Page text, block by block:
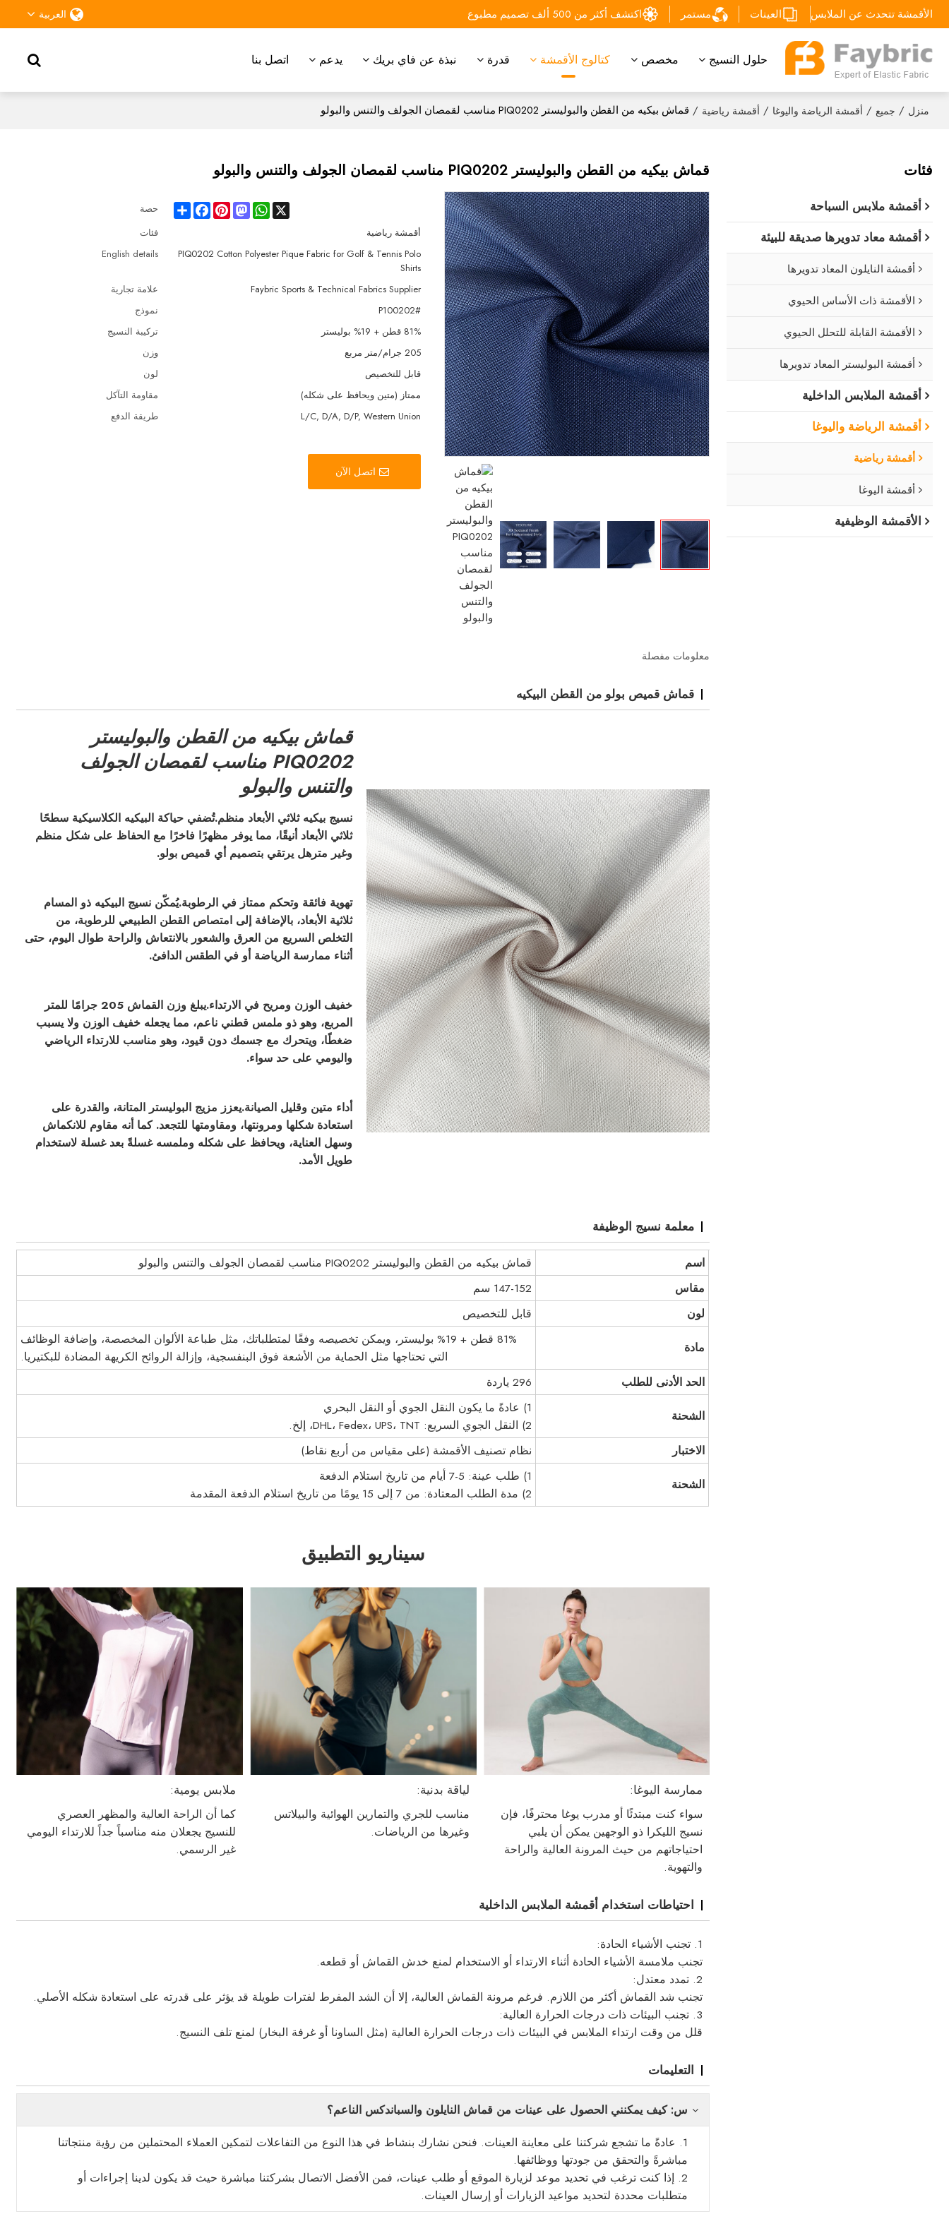
الأقمشة تتحدث عن الملابس العينات مستمر اكتشف أكثر من 500 ألف تصميم مطبوع العربية
حلول النسيج مخصص كتالوج الأقمشة قدرة نبذة عن فاي بريك يدعم اتصل بنا
منزل / جميع / أقمشة الرياضة واليوغا / أقمشة رياضية / قماش بيكيه من القطن والبوليستر PIQ0202 مناسب لقمصان الجولف والتنس والبولو
قماش بيكيه من القطن والبوليستر PIQ0202 مناسب لقمصان الجولف والتنس والبولو
حصة Share
FacebookPinterestMastodon
WhatsApp
X
فئات
أقمشة رياضية
English details
PIQ0202 Cotton Polyester Pique Fabric for Golf & Tennis Polo
Shirts
علامة تجارية
Faybric Sports & Technical Fabrics Supplier
نموذج
#P100202
تركيبة النسيج
81% قطن + 19% بوليستر
وزن
205 جرام/متر مربع
لون
قابل للتخصيص
مقاومة التآكل
ممتاز (متين ويحافظ على شكله)
طريقة الدفع
L/C, D/A, D/P, Western Union
اتصل الآن
معلومات مفصلة
قماش قميص بولو من القطن البيكيه
قماش بيكيه من القطن والبوليستر
PIQ0202 مناسب لقمصان الجولف
والتنس والبولو
نسيج بيكيه ثلاثي الأبعاد منظم.تُضفي حياكة البيكيه الكلاسيكية سطحًا
ثلاثي الأبعاد أنيقًا، مما يوفر مظهرًا فاخرًا مع الحفاظ على شكل منظم
وغير مترهل يرتقي بتصميم أي قميص بولو.
تهوية فائقة وتحكم ممتاز في الرطوبة.يُمكّن نسيج البيكيه ذو المسام
ثلاثية الأبعاد، بالإضافة إلى امتصاص القطن الطبيعي للرطوبة، من
التخلص السريع من العرق والشعور بالانتعاش والراحة طوال اليوم، حتى
أثناء ممارسة الرياضة أو في الطقس الدافئ.
خفيف الوزن ومريح في الارتداء.
يبلغ وزن القماش 205 جرامًا للمتر
المربع، وهو ذو ملمس قطني ناعم، مما يجعله خفيف الوزن ولا يسبب
ضغطًا، ويتحرك مع جسمك دون قيود، وهو مناسب للارتداء الرياضي
واليومي على حد سواء.
أداء متين وقليل الصيانة.يعزز مزيج البوليستر المتانة، والقدرة على
استعادة شكلها ومرونتها، ومقاومتها للتجعد. كما أنه مقاوم للانكماش
وسهل العناية، ويحافظ على شكله وملمسه غسلةً بعد غسلة لاستخدام
طويل الأمد.
معلمة نسيج الوظيفة
اسم
قماش بيكيه من القطن والبوليستر PIQ0202 مناسب لقمصان الجولف والتنس والبولو
مقاس
147-152 سم
لون
قابل للتخصيص
مادة
81% قطن + 19% بوليستر، ويمكن تخصيصه وفقًا لمتطلباتك، مثل طباعة الألوان المخصصة، وإضافة الوظائف
التي تحتاجها مثل الحماية من الأشعة فوق البنفسجية، وإزالة الروائح الكريهة المضادة للبكتيريا.
الحد الأدنى للطلب
296 ياردة
الشحنة
1) عادةً ما يكون النقل الجوي أو النقل البحري
2) النقل الجوي السريع: DHL، Fedex، UPS، TNT، إلخ.
الاختبار
نظام تصنيف الأقمشة (على مقياس من أربع نقاط)
الشحنة
1) طلب عينة: 5-7 أيام من تاريخ استلام الدفعة
2) مدة الطلب المعتادة: من 7 إلى 15 يومًا من تاريخ استلام الدفعة المقدمة
سيناريو التطبيق
ممارسة اليوغا:
سواء كنت مبتدئًا أو مدرب يوغا محترفًا، فإن
نسيج الليكرا ذو الوجهين يمكن أن يلبي
احتياجاتهم من حيث المرونة العالية والراحة
والتهوية.
لياقة بدنية:
مناسب للجري والتمارين الهوائية والبيلاتس
وغيرها من الرياضات.
ملابس يومية:
كما أن الراحة العالية والمظهر العصري
للنسيج يجعلان منه مناسباً جداً للارتداء اليومي
غير الرسمي.
احتياطات استخدام أقمشة الملابس الداخلية
1. تجنب الأشياء الحادة:
تجنب ملامسة الأشياء الحادة أثناء الارتداء أو الاستخدام لمنع خدش القماش أو قطعه.
2. تمدد معتدل:
تجنب شد القماش أكثر من اللازم. فرغم مرونة القماش العالية، إلا أن الشد المفرط لفترات طويلة قد يؤثر على قدرته على استعادة شكله الأصلي.
3. تجنب البيئات ذات درجات الحرارة العالية:
قلل من وقت ارتداء الملابس في البيئات ذات درجات الحرارة العالية (مثل الساونا أو غرفة البخار) لمنع تلف النسيج.
التعليمات
س: كيف يمكنني الحصول على عينات من قماش النايلون والسباندكس الناعم؟
1. عادةً ما تشجع شركتنا على معاينة العينات. فنحن نشارك بنشاط في هذا النوع من التفاعلات لتمكين العملاء المحتملين من رؤية منتجاتنا
مباشرةً والتحقق من جودتها ووظائفها.
2. إذا كنت ترغب في تحديد موعد لزيارة الموقع أو طلب عينات، فمن الأفضل الاتصال بشركتنا مباشرة حيث قد يكون لدينا إجراءات أو
متطلبات محددة لتحديد مواعيد الزيارات أو إرسال العينات.
فئات
أقمشة ملابس السباحة
أقمشة معاد تدويرها صديقة للبيئة
أقمشة النايلون المعاد تدويرها
الأقمشة ذات الأساس الحيوي
الأقمشة القابلة للتحلل الحيوي
أقمشة البوليستر المعاد تدويرها
أقمشة الملابس الداخلية
أقمشة الرياضة واليوغا
أقمشة رياضية
أقمشة اليوغا
الأقمشة الوظيفية